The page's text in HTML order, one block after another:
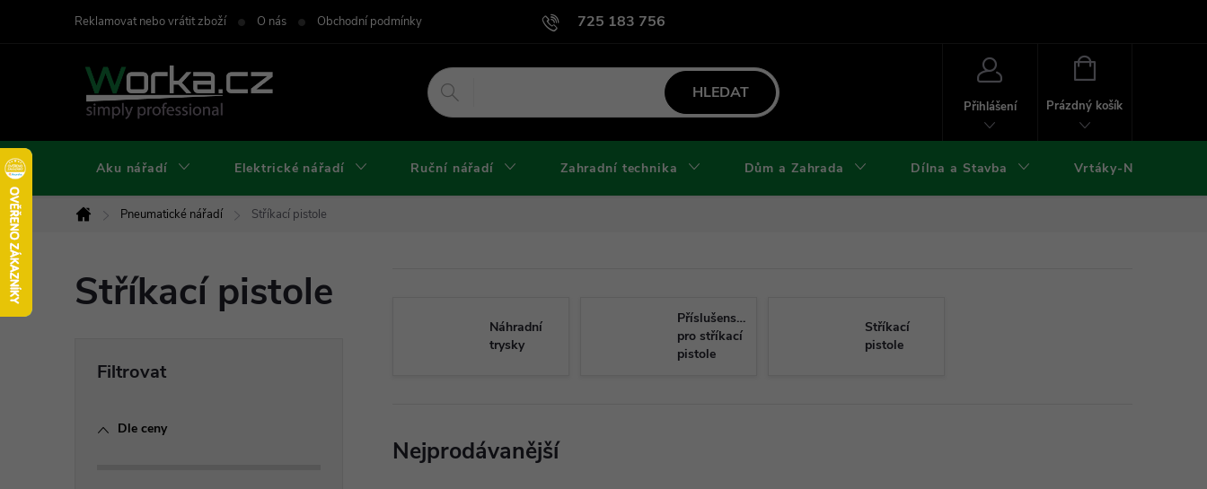
725 183 756
Reklamovat nebo vrátit zboží O nás Obchodní podmínky Podmínky užití webu Podmínky ochrany osobních údajů a cookies
HLEDAT
Přihlášení
NÁKUPNÍ
Prázdný košík
Aku nářadí Elektrické nářadí Ruční nářadí Zahradní technika Dům a Zahrada Dílna a Stavba Vrtáky-Nástroje
Domů
Pneumatické nářadí Stříkací pistole
Stříkací pistole
Dle ceny
Náhradní
trysky
Příslušenství
pro stříkací
pistole
Stříkací
pistole
Nejprodávanější